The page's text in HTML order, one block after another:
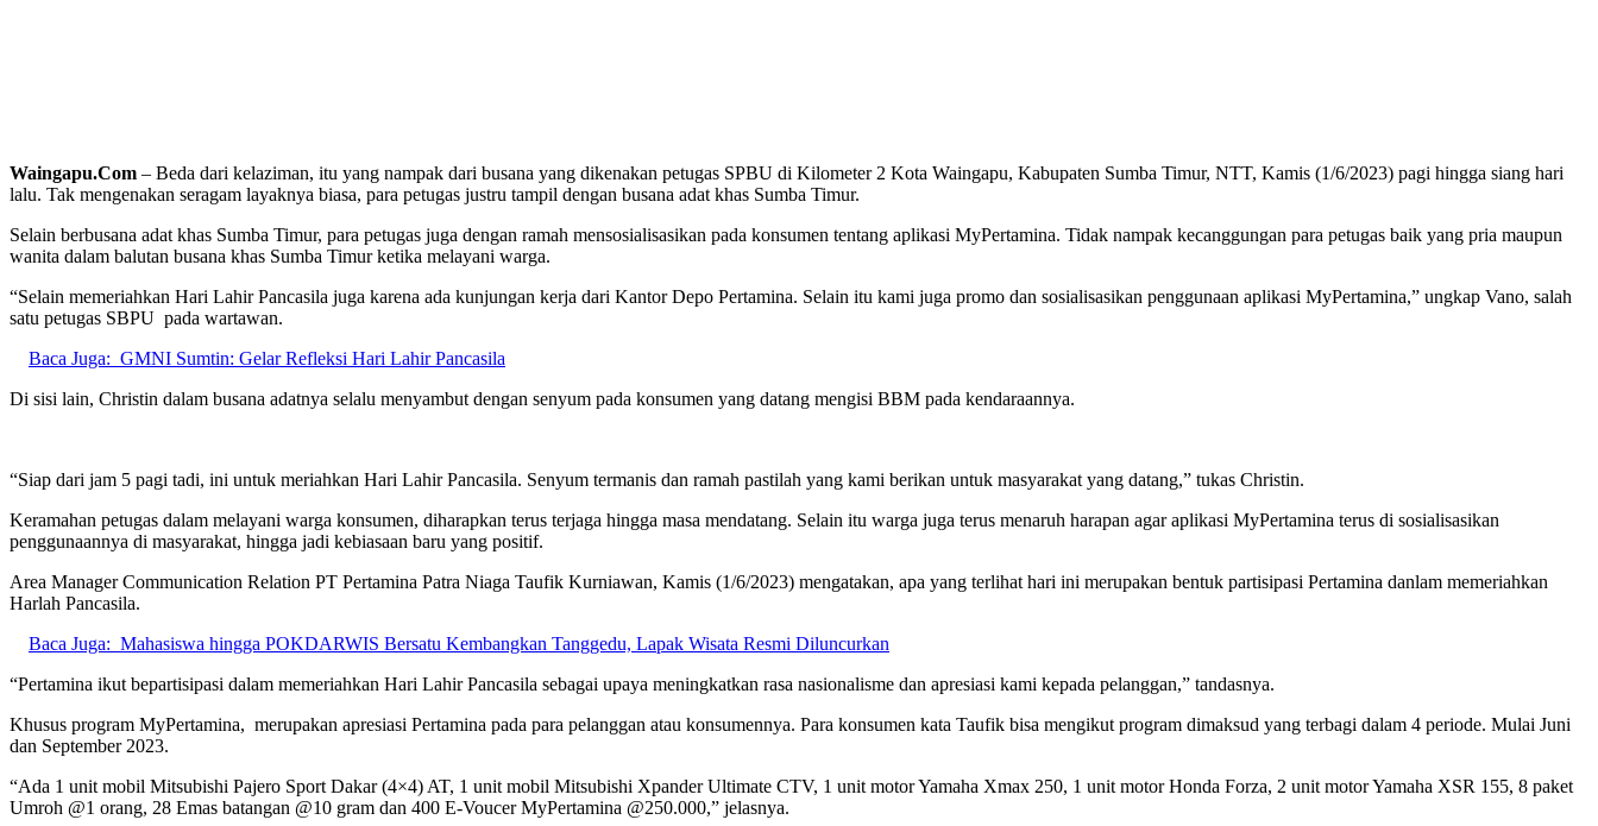
Waingapu.Com – Beda dari kelaziman, itu yang nampak dari busana yang dikenakan petugas SPBU di Kilometer 2 Kota Waingapu, Kabupaten Sumba Timur, NTT, Kamis (1/6/2023) pagi hingga siang hari
lalu. Tak mengenakan seragam layaknya biasa, para petugas justru tampil dengan busana adat khas Sumba Timur.
Selain berbusana adat khas Sumba Timur, para petugas juga dengan ramah mensosialisasikan pada konsumen tentang aplikasi MyPertamina. Tidak nampak kecanggungan para petugas baik yang pria maupun
wanita dalam balutan busana khas Sumba Timur ketika melayani warga.
“Selain memeriahkan Hari Lahir Pancasila juga karena ada kunjungan kerja dari Kantor Depo Pertamina. Selain itu kami juga promo dan sosialisasikan penggunaan aplikasi MyPertamina,” ungkap Vano, salah
satu petugas SBPU pada wartawan.
Baca Juga: GMNI Sumtin: Gelar Refleksi Hari Lahir Pancasila
Di sisi lain, Christin dalam busana adatnya selalu menyambut dengan senyum pada konsumen yang datang mengisi BBM pada kendaraannya.
“Siap dari jam 5 pagi tadi, ini untuk meriahkan Hari Lahir Pancasila. Senyum termanis dan ramah pastilah yang kami berikan untuk masyarakat yang datang,” tukas Christin.
Keramahan petugas dalam melayani warga konsumen, diharapkan terus terjaga hingga masa mendatang. Selain itu warga juga terus menaruh harapan agar aplikasi MyPertamina terus di sosialisasikan
penggunaannya di masyarakat, hingga jadi kebiasaan baru yang positif.
Area Manager Communication Relation PT Pertamina Patra Niaga Taufik Kurniawan, Kamis (1/6/2023) mengatakan, apa yang terlihat hari ini merupakan bentuk partisipasi Pertamina danlam memeriahkan
Harlah Pancasila.
Baca Juga: Mahasiswa hingga POKDARWIS Bersatu Kembangkan Tanggedu, Lapak Wisata Resmi Diluncurkan
“Pertamina ikut bepartisipasi dalam memeriahkan Hari Lahir Pancasila sebagai upaya meningkatkan rasa nasionalisme dan apresiasi kami kepada pelanggan,” tandasnya.
Khusus program MyPertamina, merupakan apresiasi Pertamina pada para pelanggan atau konsumennya. Para konsumen kata Taufik bisa mengikut program dimaksud yang terbagi dalam 4 periode. Mulai Juni
dan September 2023.
“Ada 1 unit mobil Mitsubishi Pajero Sport Dakar (4×4) AT, 1 unit mobil Mitsubishi Xpander Ultimate CTV, 1 unit motor Yamaha Xmax 250, 1 unit motor Honda Forza, 2 unit motor Yamaha XSR 155, 8 paket
Umroh @1 orang, 28 Emas batangan @10 gram dan 400 E-Voucer MyPertamina @250.000,” jelasnya.